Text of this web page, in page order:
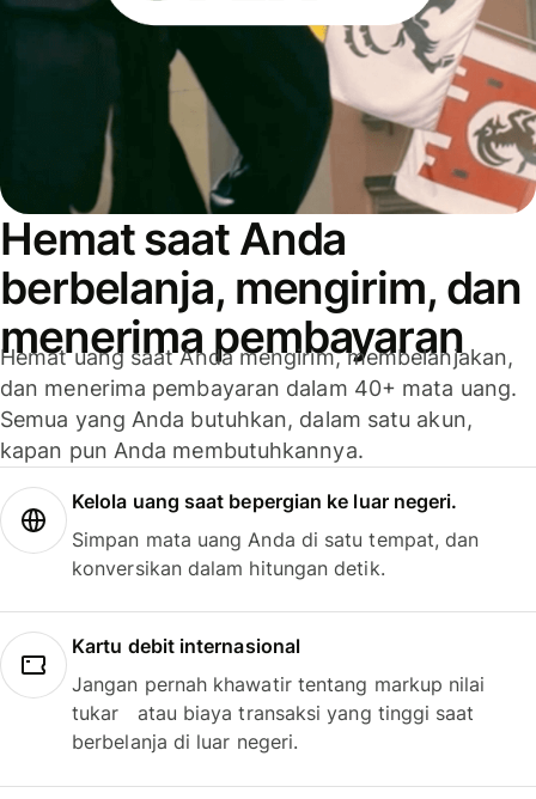
Hemat saat Anda
berbelanja, mengirim, dan
menerima pembayaran
Hemat uang saat Anda mengirim, membelanjakan,
dan menerima pembayaran dalam 40+ mata uang.
Semua yang Anda butuhkan, dalam satu akun,
kapan pun Anda membutuhkannya.
Kelola uang saat bepergian ke luar negeri.
Simpan mata uang Anda di satu tempat, dan
konversikan dalam hitungan detik.
Kartu debit internasional
Jangan pernah khawatir tentang markup nilai
tukar atau biaya transaksi yang tinggi saat
berbelanja di luar negeri.